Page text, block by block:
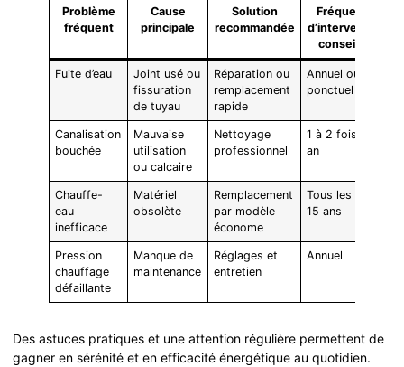
Problème
fréquent
Cause
principale
Solution
recommandée
Fréquence
d’intervention
conseillée
Fuite d’eau
Joint usé ou
fissuration
de tuyau
Réparation ou
remplacement
rapide
Annuel ou
ponctuel
Canalisation
bouchée
Mauvaise
utilisation
ou calcaire
Nettoyage
professionnel
1 à 2 fois par
an
Chauffe-
eau
inefficace
Matériel
obsolète
Remplacement
par modèle
économe
Tous les 10-
15 ans
Pression
chauffage
défaillante
Manque de
maintenance
Réglages et
entretien
Annuel
Des astuces pratiques et une attention régulière permettent de
gagner en sérénité et en efficacité énergétique au quotidien.